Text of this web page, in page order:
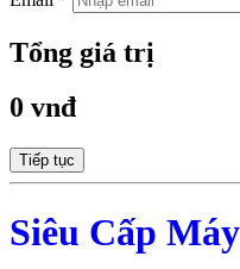
Tổng giá trị
0 vnđ
Tiếp tục
Siêu Cấp